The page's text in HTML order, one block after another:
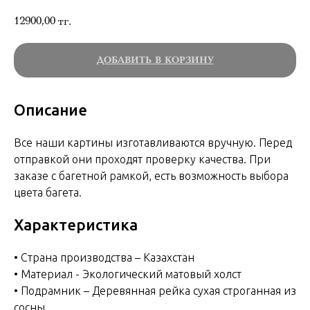
12900,00 тг.
ДОБАВИТЬ В КОРЗИНУ
Описание
Все наши картины изготавливаются вручную. Перед
отправкой они проходят проверку качества. При
заказе с багетной рамкой, есть возможность выбора
цвета багета.
Характеристика
• Страна производства – Казахстан
• Материал - Экологический матовый холст
• Подрамник – Деревянная рейка сухая строганная из
сосны